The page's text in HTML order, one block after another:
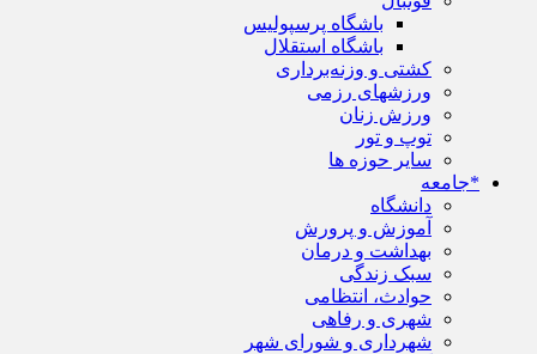
باشگاه پرسپولیس
باشگاه استقلال
کشتی و وزنه‌برداری
ورزشهای رزمی
ورزش زنان
توپ و تور
سایر حوزه ها
*جامعه
دانشگاه
آموزش و پرورش
بهداشت و درمان
سبک زندگی
حوادث، انتظامی
شهری و رفاهی
شهرداری و شورای شهر